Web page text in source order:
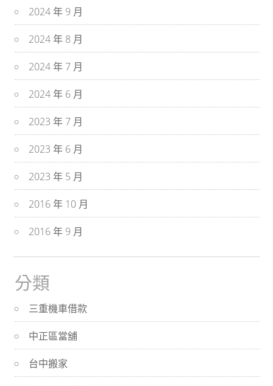
2024 年 9 月
2024 年 8 月
2024 年 7 月
2024 年 6 月
2023 年 7 月
2023 年 6 月
2023 年 5 月
2016 年 10 月
2016 年 9 月
分類
三重機車借款
中正區當舖
台中搬家